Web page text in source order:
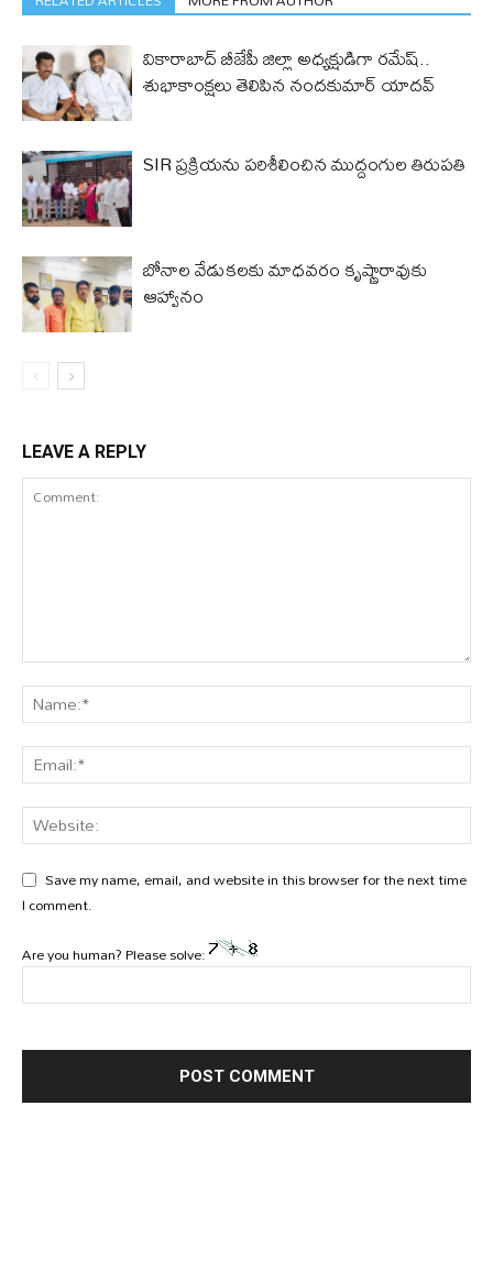
వికారాబాద్ బీజేపీ జిల్లా అధ్యక్షుడిగా రమేష్‌..
శుభాకాంక్షలు తెలిపిన నందకుమార్ యాదవ్
SIR ప్రక్రియను పరిశీలించిన ముద్దంగుల తిరుపతి
బోనాల వేడుకలకు మాధవరం కృష్ణారావుకు
ఆహ్వానం
LEAVE A REPLY
Save my name, email, and website in this browser for the next time
I comment.
Are you human? Please solve: